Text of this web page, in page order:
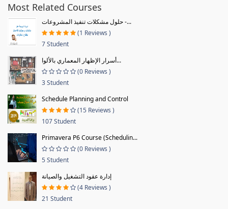
Most Related Courses
حلول مشكلات تنفيذ المشروعات -...
(1 Reviews )
7 Student
أسرار الإظهار المعماري بالألوا...
(0 Reviews )
3 Student
Schedule Planning and Control
(15 Reviews )
107 Student
Primavera P6 Course (Schedulin...
(0 Reviews )
5 Student
إدارة عقود التشغيل والصيانة
(4 Reviews )
21 Student